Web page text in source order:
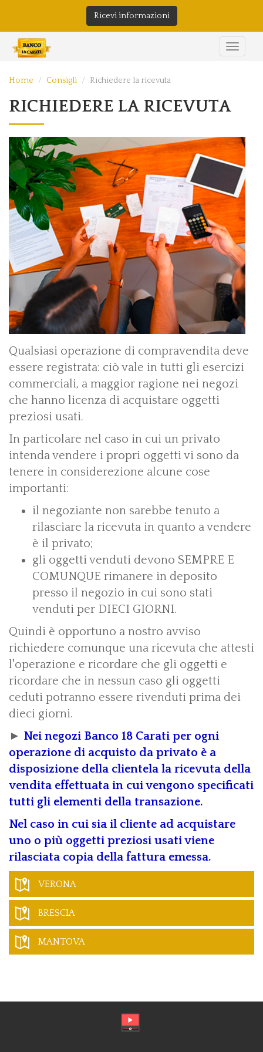
Ricevi informazioni
Home Consigli Richiedere la ricevuta
RICHIEDERE LA RICEVUTA
Qualsiasi operazione di compravendita deve
essere registrata: ciò vale in tutti gli esercizi
commerciali, a maggior ragione nei negozi
che hanno licenza di acquistare oggetti
preziosi usati.
In particolare nel caso in cui un privato
intenda vendere i propri oggetti vi sono da
tenere in considerezione alcune cose
importanti:
il negoziante non sarebbe tenuto a
rilasciare la ricevuta in quanto a vendere
è il privato;
gli oggetti venduti devono SEMPRE E
COMUNQUE rimanere in deposito
presso il negozio in cui sono stati
venduti per DIECI GIORNI.
Quindi è opportuno a nostro avviso
richiedere comunque una ricevuta che attesti
l'operazione e ricordare che gli oggetti e
ricordare che in nessun caso gli oggetti
ceduti potranno essere rivenduti prima dei
dieci giorni.
► Nei negozi Banco 18 Carati per ogni
operazione di acquisto da privato è a
disposizione della clientela la ricevuta della
vendita effettuata in cui vengono specificati
tutti gli elementi della transazione.
Nel caso in cui sia il cliente ad acquistare
uno o più oggetti preziosi usati viene
rilasciata copia della fattura emessa.
VERONA
BRESCIA
MANTOVA